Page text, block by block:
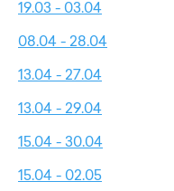
19.03 - 03.04
08.04 - 28.04
13.04 - 27.04
13.04 - 29.04
15.04 - 30.04
15.04 - 02.05